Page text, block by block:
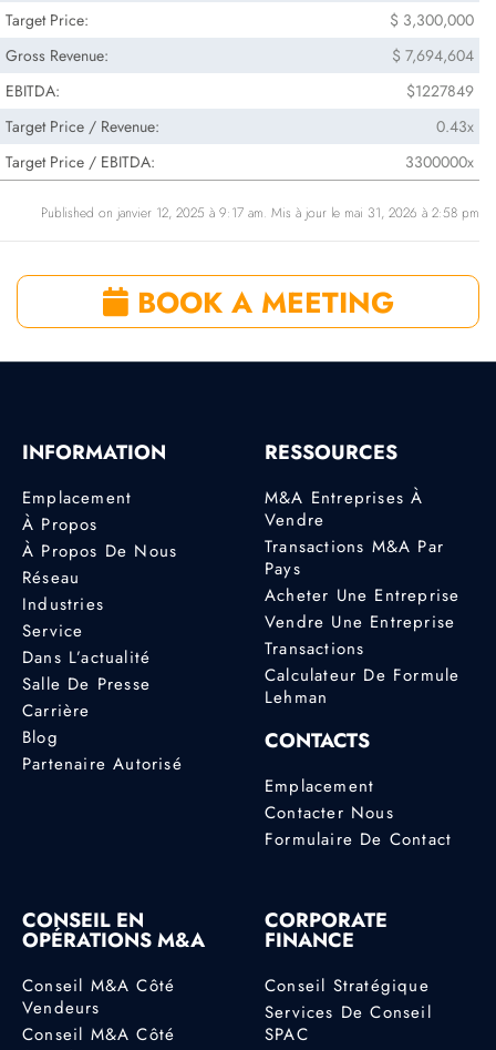
Target Price:
$ 3,300,000
Gross Revenue:
$ 7,694,604
EBITDA:
$1227849
Target Price / Revenue:
0.43x
Target Price / EBITDA:
3300000x
Published on janvier 12, 2025 à 9:17 am. Mis à jour le mai 31, 2026 à 2:58 pm
BOOK A MEETING
INFORMATION
Emplacement
À Propos
À Propos De Nous
Réseau
Industries
Service
Dans L’actualité
Salle De Presse
Carrière
Blog
Partenaire Autorisé
RESSOURCES
M&A Entreprises À
Vendre
Transactions M&A Par
Pays
Acheter Une Entreprise
Vendre Une Entreprise
Transactions
Calculateur De Formule
Lehman
CONTACTS
Emplacement
Contacter Nous
Formulaire De Contact
CONSEIL EN
OPÉRATIONS M&A
Conseil M&A Côté
Vendeurs
Conseil M&A Côté
CORPORATE
FINANCE
Conseil Stratégique
Services De Conseil
SPAC